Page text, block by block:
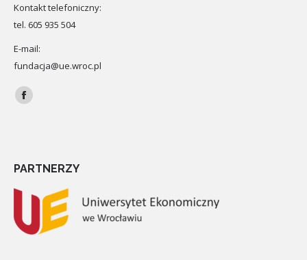
Kontakt telefoniczny:
tel. 605 935 504
E-mail:
fundacja@ue.wroc.pl
Znajdź nas na:
Facebook
PARTNERZY